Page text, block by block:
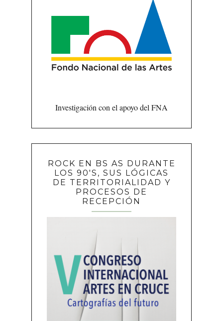
Investigación con el apoyo del FNA
ROCK EN BS AS DURANTE
LOS 90'S, SUS LÓGICAS
DE TERRITORIALIDAD Y
PROCESOS DE
RECEPCIÓN